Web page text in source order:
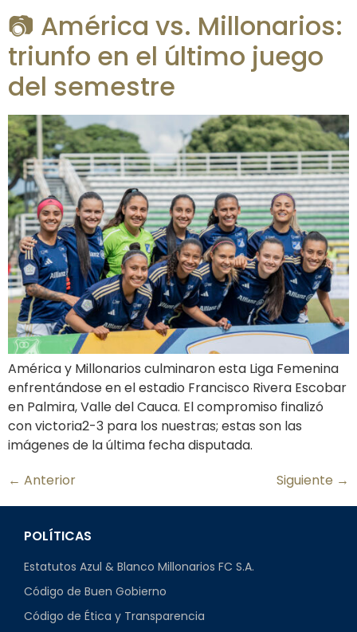
📷 América vs. Millonarios:
triunfo en el último juego
del semestre
América y Millonarios culminaron esta Liga Femenina
enfrentándose en el estadio Francisco Rivera Escobar
en Palmira, Valle del Cauca. El compromiso finalizó
con victoria2-3 para los nuestras; estas son las
imágenes de la última fecha disputada.
← Anterior Siguiente →
POLÍTICAS
Estatutos Azul & Blanco Millonarios FC S.A.
Código de Buen Gobierno
Código de Ética y Transparencia